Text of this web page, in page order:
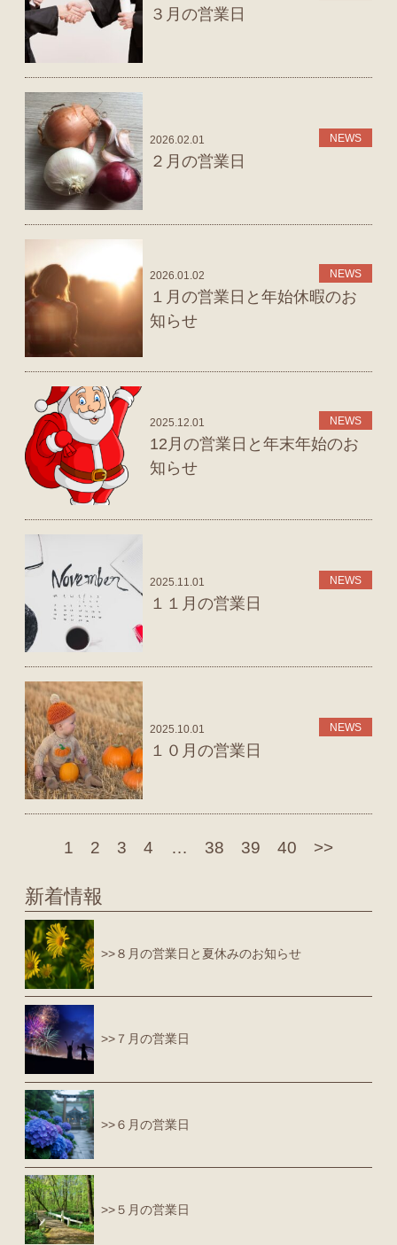
３月の営業日
2026.02.01 NEWS
２月の営業日
2026.01.02 NEWS
１月の営業日と年始休暇のお
知らせ
2025.12.01 NEWS
12月の営業日と年末年始のお
知らせ
2025.11.01 NEWS
１１月の営業日
2025.10.01 NEWS
１０月の営業日
1 2 3 4 … 38 39 40 >>
新着情報
>>８月の営業日と夏休みのお知らせ
>>７月の営業日
>>６月の営業日
>>５月の営業日